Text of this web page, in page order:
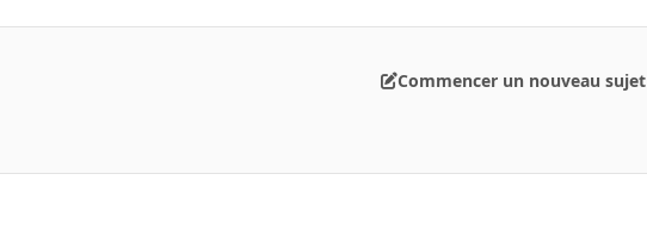
Commencer un nouveau sujet